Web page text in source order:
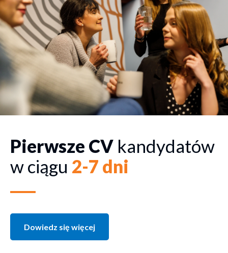
Pierwsze CV kandydatów
w ciągu 2-7 dni
Dowiedz się więcej